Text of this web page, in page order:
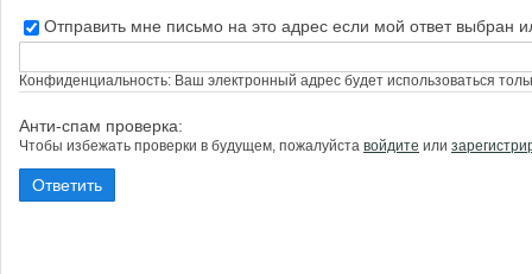
Отправить мне письмо на это адрес если мой ответ выбран
Конфиденциальность: Ваш электронный адрес будет использоваться
Анти-спам проверка:
Чтобы избежать проверки в будущем, пожалуйста войдите или